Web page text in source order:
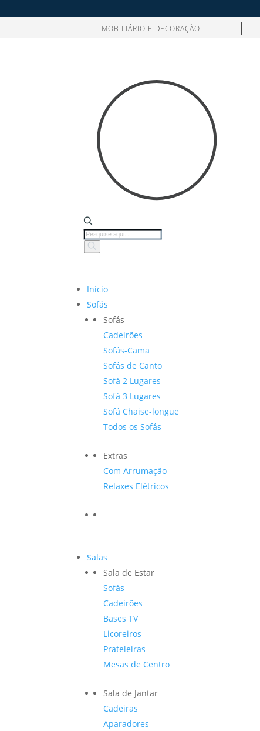
MOBILIÁRIO E DECORAÇÃO
Products
search
Início
Sofás
Sofás
Cadeirões
Sofás-Cama
Sofás de Canto
Sofá 2 Lugares
Sofá 3 Lugares
Sofá Chaise-longue
Todos os Sofás
Extras
Com Arrumação
Relaxes Elétricos
Salas
Sala de Estar
Sofás
Cadeirões
Bases TV
Licoreiros
Prateleiras
Mesas de Centro
Sala de Jantar
Cadeiras
Aparadores